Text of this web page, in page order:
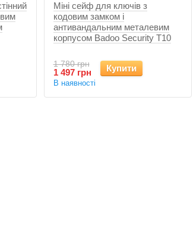
Міні сейф для ключів з
кодовим замком і
антивандальним металевим
корпусом Badoo Security T10
1 780 грн
1 497 грн Купити
В наявності